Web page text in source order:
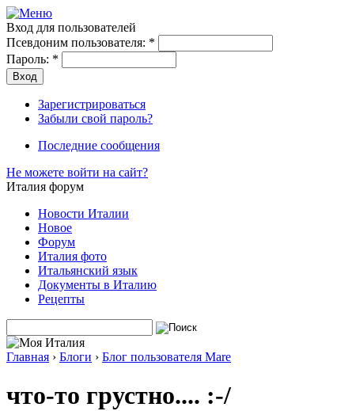
Вход для пользователей
Псевдоним пользователя: *
Пароль: *
Зарегистрироваться
Забыли свой пароль?
Последние сообщения
Не можете войти на сайт?
Италия форум
Новости Италии
Новое
Форум
Италия фото
Итальянский язык
Документы в Италию
Рецепты
Главная › Блоги › Блог пользователя Mare
что-то грустно.... :-/